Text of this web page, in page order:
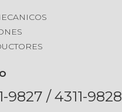
9827 / 4311-9828